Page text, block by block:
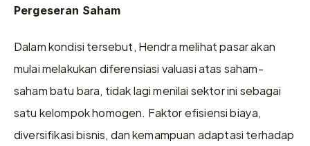
Pergeseran Saham
Dalam kondisi tersebut, Hendra melihat pasar akan
mulai melakukan diferensiasi valuasi atas saham-
saham batu bara, tidak lagi menilai sektor ini sebagai
satu kelompok homogen. Faktor efisiensi biaya,
diversifikasi bisnis, dan kemampuan adaptasi terhadap